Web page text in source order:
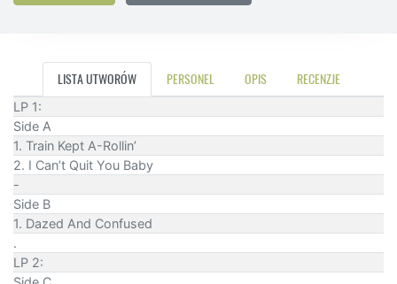
LISTA UTWORÓW PERSONEL OPIS RECENZJE
LP 1:
Side A
1. Train Kept A-Rollin’
2. I Can’t Quit You Baby
-
Side B
1. Dazed And Confused
.
LP 2: